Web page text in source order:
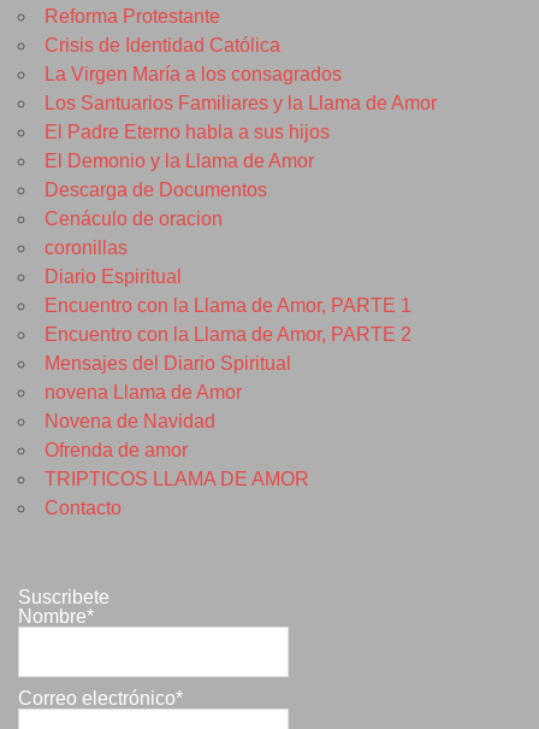
Reforma Protestante
Crisis de Identidad Católica
La Virgen María a los consagrados
Los Santuarios Familiares y la Llama de Amor
El Padre Eterno habla a sus hijos
El Demonio y la Llama de Amor
Descarga de Documentos
Cenáculo de oracion
coronillas
Diario Espiritual
Encuentro con la Llama de Amor, PARTE 1
Encuentro con la Llama de Amor, PARTE 2
Mensajes del Diario Spiritual
novena Llama de Amor
Novena de Navidad
Ofrenda de amor
TRIPTICOS LLAMA DE AMOR
Contacto
Suscribete
Nombre*
Correo electrónico*